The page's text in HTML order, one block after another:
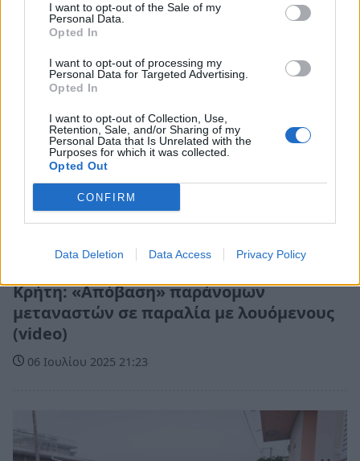
I want to opt-out of the Sale of my
Personal Data.
Opted In
I want to opt-out of processing my
Personal Data for Targeted Advertising.
Opted In
I want to opt-out of Collection, Use,
Retention, Sale, and/or Sharing of my
Personal Data that Is Unrelated with the
Purposes for which it was collected.
Opted Out
CONFIRM
Data Deletion Data Access Privacy Policy
Κρήτη: «Απόβαση» παράνομων
μεταναστών σε παραλία με λουόμενους
(video)
06 Ιουλίου 2025 21:23